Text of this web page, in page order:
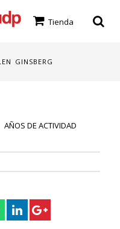
Tienda
GINSBERG
AÑOS DE ACTIVIDAD